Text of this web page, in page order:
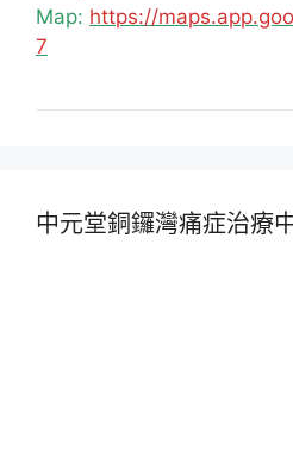
Map: https://
7
中元堂銅鑼灣痛症治療